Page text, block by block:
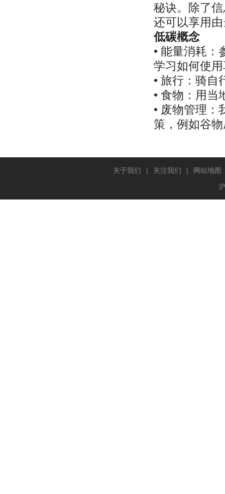
秘诀。除了
还可以享用
低碳概念
• 能量消耗：
学习如何使
• 旅行：骑自
• 食物：用当
• 废物管理：
策，例如谷
关于我们 | 关注我们 |
网站地图